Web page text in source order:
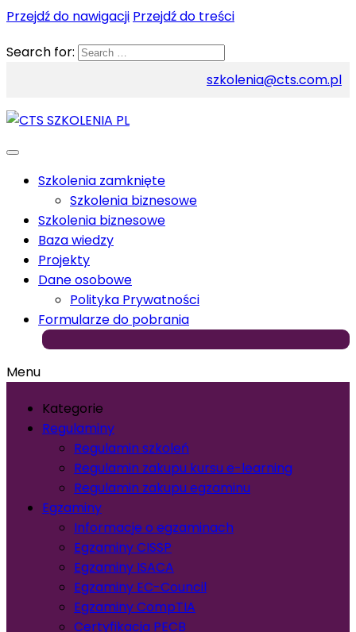
Przejdź do nawigacji Przejdź do treści
Search for:
szkolenia@cts.com.pl
Szkolenia zamknięte
Szkolenia biznesowe
Szkolenia biznesowe
Baza wiedzy
Projekty
Dane osobowe
Polityka Prywatności
Formularze do pobrania
Menu
Kategorie
Regulaminy
Regulamin szkoleń
Regulamin zakupu kursu e-learning
Regulamin zakupu egzaminu
Egzaminy
Informacje o egzaminach
Egzaminy CISSP
Egzaminy ISACA
Egzaminy EC-Council
Egzaminy CompTIA
Certyfikacja PECB